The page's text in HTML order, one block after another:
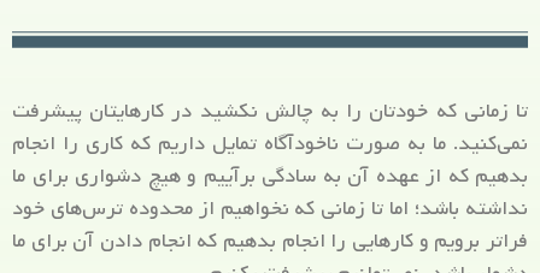
تا زمانی که خودتان را به چالش نکشید در کارهایتان پیشرفت
نمی‌کنید. ما به صورت ناخودآگاه تمایل داریم که کاری را انجام
بدهیم که از عهده آن به سادگی برآییم و هیچ دشواری برای ما
نداشته باشد؛ اما تا زمانی که نخواهیم از محدوده ترس‌های خود
فراتر برویم و کارهایی را انجام بدهیم که انجام دادن آن برای ما